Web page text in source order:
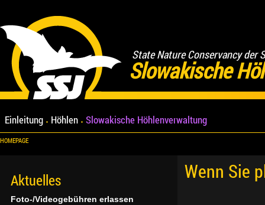
State Nature Conservancy der
Slowakische
Einleitung Höhlen Slowakische Höhlenverwaltung
HOMEPAGE
Wenn Sie
Aktuelles
Foto-/Videogebühren erlassen